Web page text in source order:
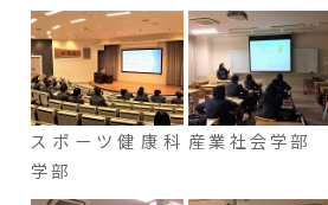
スポーツ健康科
学部
産業社会学部